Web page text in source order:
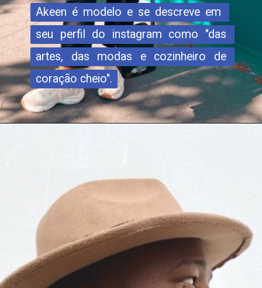
Akeen é modelo e se descreve em
seu perfil do instagram como "das
artes, das modas e cozinheiro de
coração cheio".
Akeen é modelo e se descreve em
seu perfil do instagram como "das
artes, das modas e cozinheiro de
coração cheio".